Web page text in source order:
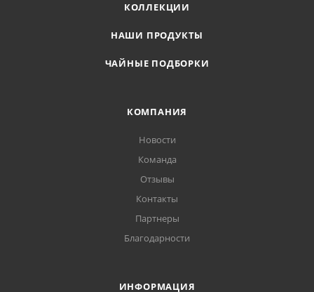
КОЛЛЕКЦИИ
НАШИ ПРОДУКТЫ
ЧАЙНЫЕ ПОДБОРКИ
КОМПАНИЯ
Новости
Команда
Отзывы
Контакты
Партнеры
Благодарности
ИНФОРМАЦИЯ